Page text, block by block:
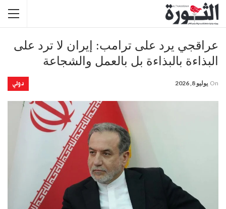
عراقجي يرد على ترامب: إيران لا ترد على
البذاءة بالبذاءة بل بالعمل والشجاعة
دولي On يوليو 8, 2026